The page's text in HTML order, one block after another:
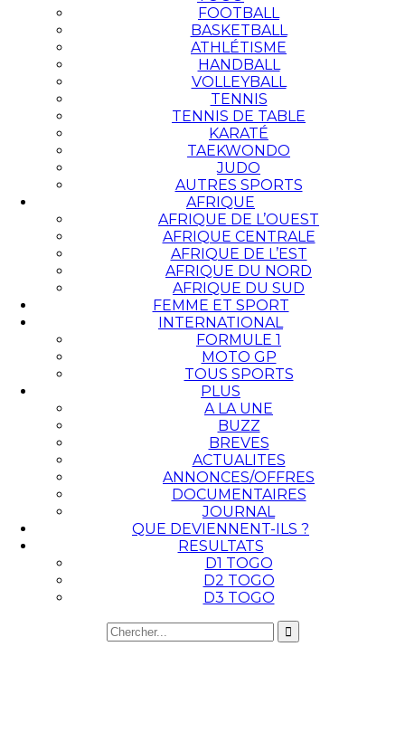
FOOTBALL
BASKETBALL
ATHLÉTISME
HANDBALL
VOLLEYBALL
TENNIS
TENNIS DE TABLE
KARATÉ
TAEKWONDO
JUDO
AUTRES SPORTS
AFRIQUE
AFRIQUE DE L’OUEST
AFRIQUE CENTRALE
AFRIQUE DE L’EST
AFRIQUE DU NORD
AFRIQUE DU SUD
FEMME ET SPORT
INTERNATIONAL
FORMULE 1
MOTO GP
TOUS SPORTS
PLUS
A LA UNE
BUZZ
BREVES
ACTUALITES
ANNONCES/OFFRES
DOCUMENTAIRES
JOURNAL
QUE DEVIENNENT-ILS ?
RESULTATS
D1 TOGO
D2 TOGO
D3 TOGO